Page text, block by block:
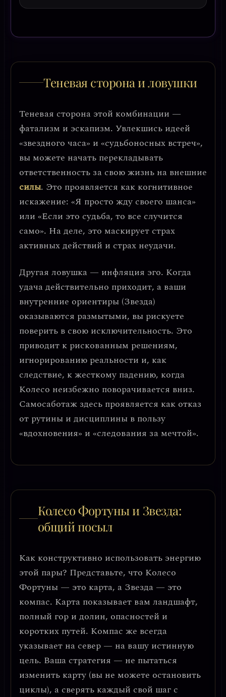
Теневая сторона и ловушки
Теневая сторона этой комбинации —
фатализм и эскапизм. Увлекшись идеей
«звездного часа» и «судьбоносных встреч»,
вы можете начать перекладывать
ответственность за свою жизнь на внешние
силы. Это проявляется как когнитивное
искажение: «Я просто жду своего шанса»
или «Если это судьба, то все случится
само». На деле, это маскирует страх
активных действий и страх неудачи.
Другая ловушка — инфляция эго. Когда
удача действительно приходит, а ваши
внутренние ориентиры (Звезда)
оказываются размытыми, вы рискуете
поверить в свою исключительность. Это
приводит к рискованным решениям,
игнорированию реальности и, как
следствие, к жесткому падению, когда
Колесо неизбежно поворачивается вниз.
Самосаботаж здесь проявляется как отказ
от рутины и дисциплины в пользу
«вдохновения» и «следования за мечтой».
Колесо Фортуны и Звезда:
общий посыл
Как конструктивно использовать энергию
этой пары? Представьте, что Колесо
Фортуны — это карта, а Звезда — это
компас. Карта показывает вам ландшафт,
полный гор и долин, опасностей и
коротких путей. Компас же всегда
указывает на север — на вашу истинную
цель. Ваша стратегия — не пытаться
изменить карту (вы не можете остановить
циклы), а сверять каждый свой шаг с